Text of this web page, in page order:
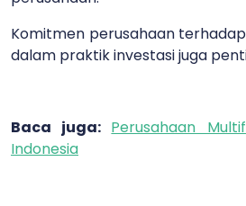
Komitmen perusahaan
dalam praktik investasi juga
Baca juga: Perusahaan
Indonesia